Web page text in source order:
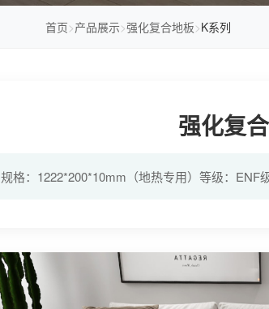
首页>产品展示>强化复合地板>K系列
强化复
规格：1222*200*10mm（地热专用）等级：ENF